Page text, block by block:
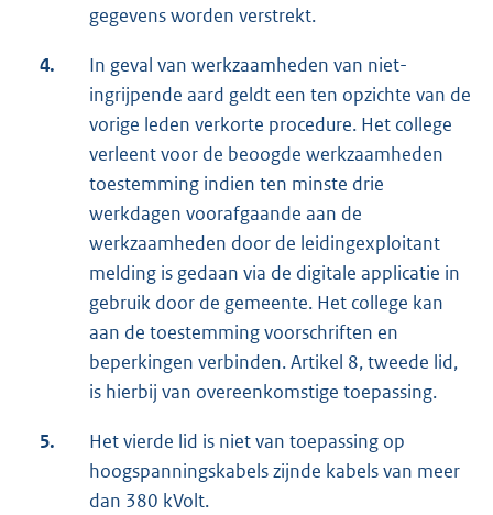
gegevens worden verstrekt.
4.
In geval van werkzaamheden van niet-
ingrijpende aard geldt een ten opzichte van de
vorige leden verkorte procedure. Het college
verleent voor de beoogde werkzaamheden
toestemming indien ten minste drie
werkdagen voorafgaande aan de
werkzaamheden door de leidingexploitant
melding is gedaan via de digitale applicatie in
gebruik door de gemeente. Het college kan
aan de toestemming voorschriften en
beperkingen verbinden. Artikel 8, tweede lid,
is hierbij van overeenkomstige toepassing.
5.
Het vierde lid is niet van toepassing op
hoogspanningskabels zijnde kabels van meer
dan 380 kVolt.